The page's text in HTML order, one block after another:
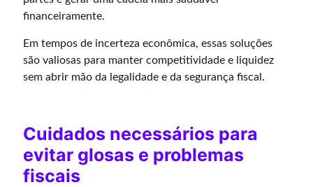
financeiramente.
Em tempos de incerteza econômica, essas soluções
são valiosas para manter competitividade e liquidez
sem abrir mão da legalidade e da segurança fiscal.
Cuidados necessários para
evitar glosas e problemas
fiscais